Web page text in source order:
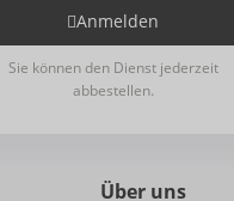
Anmelden
Sie können den Dienst jederzeit
abbestellen.
Über uns